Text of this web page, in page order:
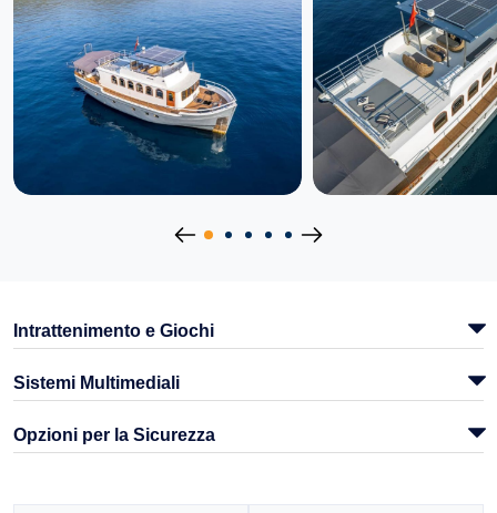
Intrattenimento e Giochi
Sistemi Multimediali
Opzioni per la Sicurezza